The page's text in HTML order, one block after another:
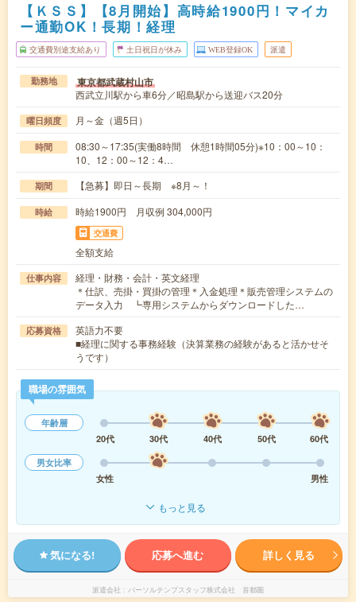
【ＫＳＳ】【8月開始】高時給1900円！マイカ
ー通勤OK！長期！経理
交通費別途支給あり 土日祝日が休み WEB登録OK 派遣
勤務地 東京都武蔵村山市
西武立川駅から車6分／昭島駅から送迎バス20分
曜日頻度 月～金（週5日）
時間
08:30～17:35(実働8時間 休憩1時間05分)※10：00～10：
10、12：00～12：4…
期間 【急募】即日～長期 ※8月～！
時給 時給1900円 月収例 304,000円
交通費
全額支給
仕事内容
経理・財務・会計・英文経理
＊仕訳、売掛・買掛の管理＊入金処理＊販売管理システムの
データ入力 ┗専用システムからダウンロードした…
応募資格
英語力不要
■経理に関する事務経験（決算業務の経験があると活かせそ
うです）
職場の雰囲気
年齢層
20代
30代 40代 50代
60代
男女比率
女性
男性
もっと見る
気になる! 応募へ進む 詳しく見る
派遣会社 パーソルテンプスタッフ株式会社 首都圏